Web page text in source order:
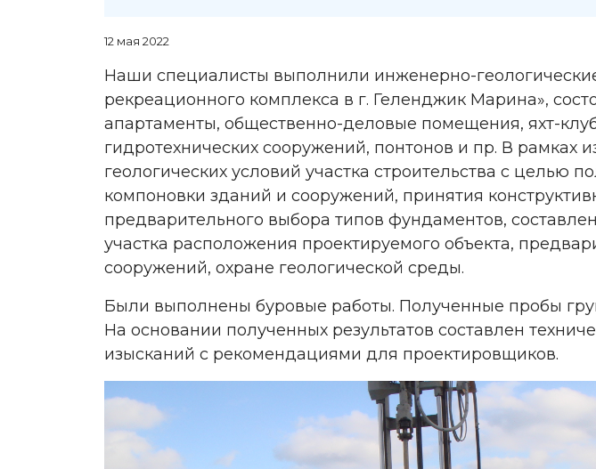
12 мая 2022
Наши специалисты выполнили инженерно-
рекреационного комплекса в г. Геленджик Марина»,
апартаменты, общественно-деловые помещения, яхт-
гидротехнических сооружений, понтонов и пр. В
геологических условий участка строительства с целью
компоновки зданий и сооружений, принятия
предварительного выбора типов фундаментов,
участка расположения проектируемого объекта,
сооружений, охране геологической среды.
Были выполнены буровые работы. Полученные пробы
На основании полученных результатов составлен
изысканий с рекомендациями для проектировщиков.